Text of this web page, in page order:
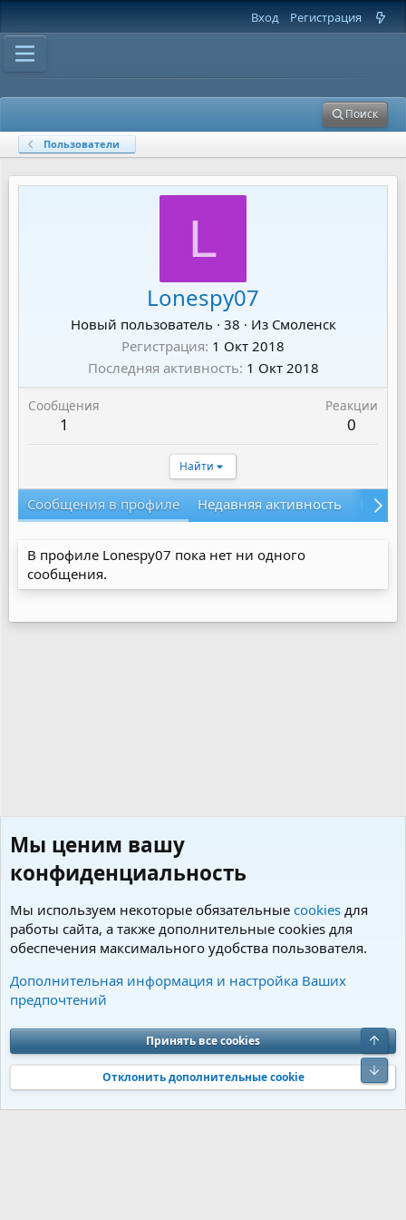
Вход Регистрация
Поиск
Пользователи
L
Lonespy07
Новый пользователь · 38 · Из Смоленск
Регистрация 1 Окт 2018
Последняя активность 1 Окт 2018
Сообщения
1
Реакции
0
Найти
Сообщения в профиле Недавняя активность
В профиле Lonespy07 пока нет ни одного
сообщения.
Пользователи
Cookies Charm by DCom
Обратная связь
Условия и правила
Политика конфиденциальности
Помощь
S
S
Community platform by XenForo® © 2010-2026 XenForo Ltd. Перевод от
Jumuro®|Media embeds via s9e/MediaSites
Мы ценим вашу
конфиденциальность
Мы используем некоторые обязательные cookies для
работы сайта, а также дополнительные cookies для
обеспечения максимального удобства пользователя.
Дополнительная информация и настройка Ваших
предпочтений
Принять все cookies
Отклонить дополнительные cookie
Верх
Низ